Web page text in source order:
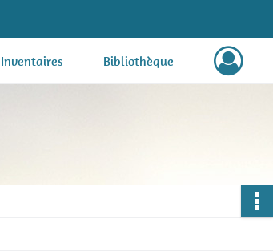
Inventaires Bibliothèque